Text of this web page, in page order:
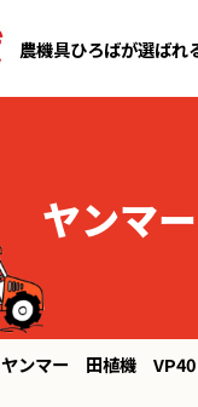
農機具ひろばが選ばれ
ヤンマ
ヤンマー 田植機